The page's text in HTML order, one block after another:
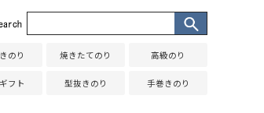
のり 焼きたてのり 高級のり
フト 型抜きのり 手巻きのり